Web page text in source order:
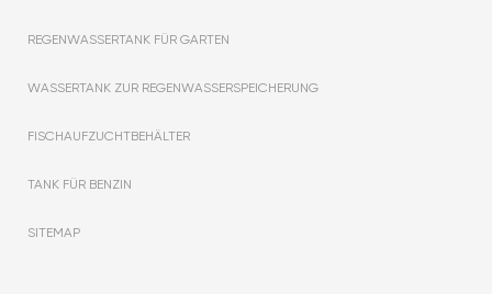
REGENWASSERTANK FÜR GARTEN
WASSERTANK ZUR REGENWASSERSPEICHERUNG
FISCHAUFZUCHTBEHÄLTER
TANK FÜR BENZIN
SITEMAP